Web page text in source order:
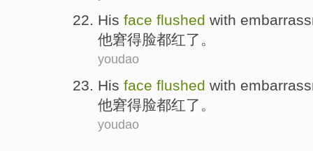
His face flushed with
他窘得脸都红了。
youdao
His face flushed with
他窘得脸都红了。
youdao